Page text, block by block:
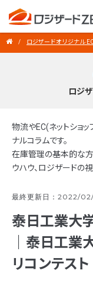
ロジザードオリジナル
ロジ
物流やEC(ネットショ
ナルコラムです。
在庫管理の基本的な方
ウハウ、ロジザードの
最終更新日：2022/
泰日工業大
｜泰日工業
リコンテス